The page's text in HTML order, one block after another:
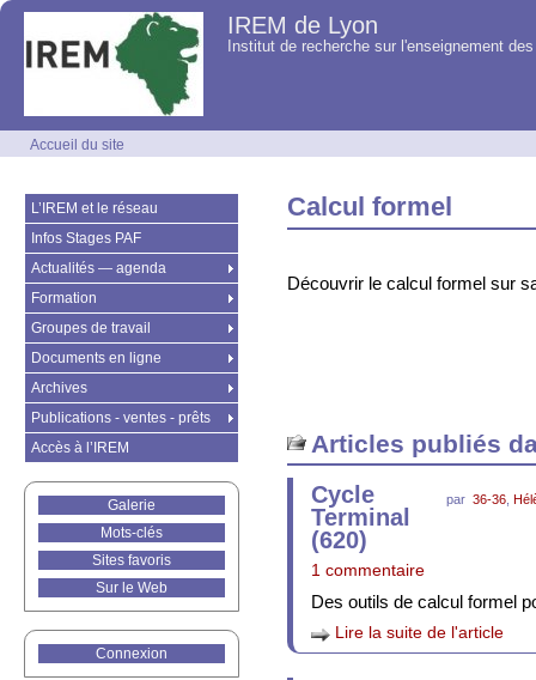
IREM de Lyon
Institut de recherche sur l'enseignement
Accueil du site
Calcul formel
Découvrir le calcul formel sur
Articles publiés
par 36-36
Cycle
Terminal
(620)
1 commentaire
Des outils de calcul formel
Lire la suite de l'article
L’IREM et le réseau
Infos Stages PAF
Actualités — agenda
Formation
Groupes de travail
Documents en ligne
Archives
Publications - ventes - prêts
Accès à l’IREM
Galerie
Mots-clés
Sites favoris
Sur le Web
Connexion